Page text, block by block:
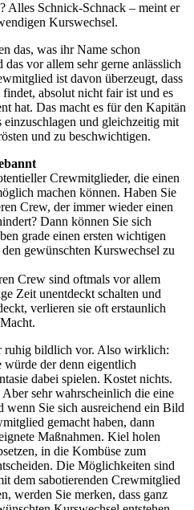
Alles Schnick-Schnack – meint er
Kurswechsel.
das, was ihr Name schon
vor allem sehr gerne anlässlich
ist davon überzeugt, dass
absolut nicht fair ist und es
hat. Das macht es für den Kapitän
und gleichzeitig mit
und zu beschwichtigen.
Crewmitglieder, die einen
machen können. Haben Sie
Crew, der immer wieder einen
Dann können Sie sich
grade einen ersten wichtigen
gewünschten Kurswechsel zu
Crew sind oftmals vor allem
Zeit unentdeckt schalten und
verlieren sie oft erstaunlich
ruhig bildlich vor. Also wirklich:
würde der denn eigentlich
dabei spielen. Kostet nichts.
sehr wahrscheinlich die eine
wenn Sie sich ausreichend ein Bild
gemacht haben, dann
Maßnahmen. Kiel holen
in die Kombüse zum
Die Möglichkeiten sind
dem sabotierenden Crewmitglied
werden Sie merken, dass ganz